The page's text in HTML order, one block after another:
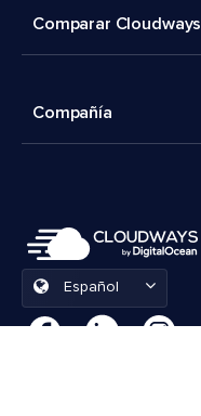
Comparar Cloudways
Compañía
Español